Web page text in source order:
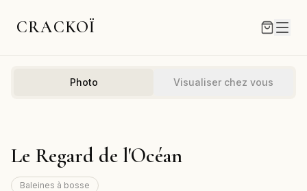
CRACKOÏ
Photo Visualiser chez vous
Le Regard de l'Océan
Baleines à bosse